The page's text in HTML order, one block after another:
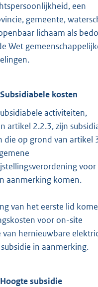
een
gemeente,
lichaam als
Wet
kosten
activiteiten,
artikel 2.2.3, zijn
die op grond van artikel
voor
aanmerking komen.
van het eerste lid
voor on-site
van hernieuwbare
in aanmerking.
subsidie